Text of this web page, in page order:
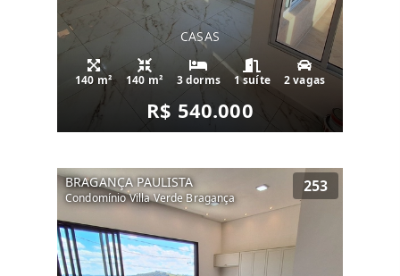
CASAS
140 m² 140 m² 3 dorms 1 suíte 2 vagas
R$ 540.000
BRAGANÇA PAULISTA
Condomínio Villa Verde Bragança
253